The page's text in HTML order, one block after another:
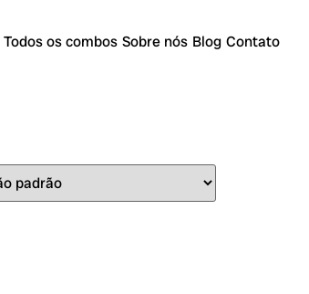
Todos os combos Sobre nós Blog Contato